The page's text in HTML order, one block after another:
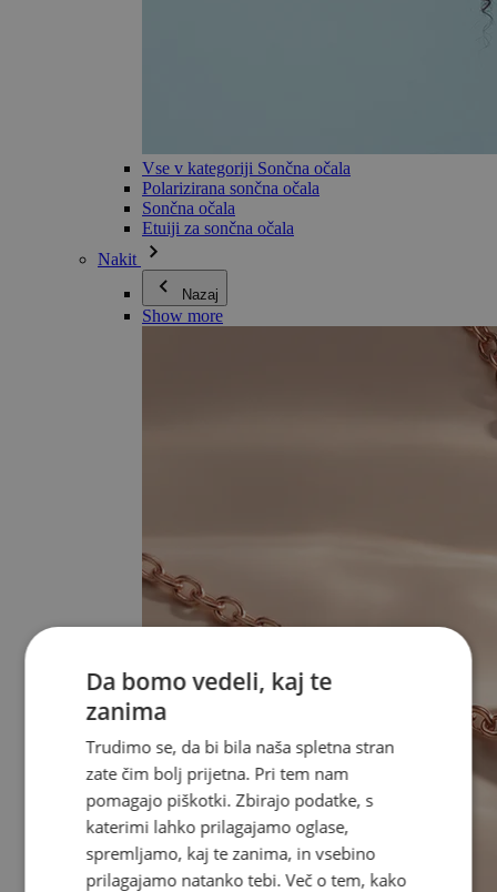
Vse v kategoriji Sončna očala
Polarizirana sončna očala
Sončna očala
Etuiji za sončna očala
Nakit
Nazaj
Show more
Da bomo vedeli, kaj te
zanima
Trudimo se, da bi bila naša spletna stran
zate čim bolj prijetna. Pri tem nam
pomagajo piškotki. Zbirajo podatke, s
katerimi lahko prilagajamo oglase,
spremljamo, kaj te zanima, in vsebino
prilagajamo natanko tebi. Več o tem, kako